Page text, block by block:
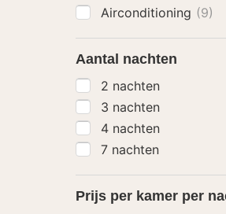
Airconditioning (9)
Aantal nachten
2 nachten
3 nachten
4 nachten
7 nachten
Prijs per kamer per